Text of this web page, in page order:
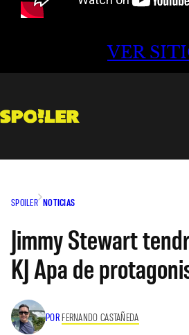
VER
SPOILER NOTICIAS
Jimmy Stewart
KJ Apa de
POR FERNANDO CASTAÑEDA